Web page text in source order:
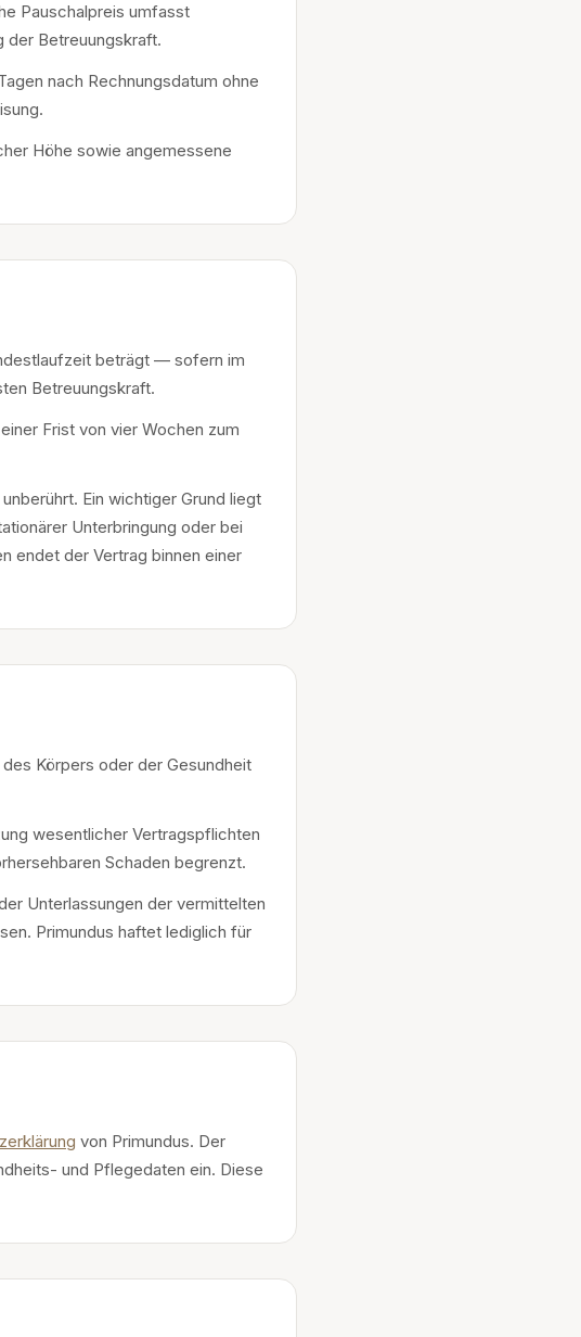
Pauschalpreis umfasst
der Betreuungskraft.
nach Rechnungsdatum ohne
Höhe sowie angemessene
beträgt — sofern im
Betreuungskraft.
Frist von vier Wochen zum
Ein wichtiger Grund liegt
Unterbringung oder bei
endet der Vertrag binnen einer
Körpers oder der Gesundheit
wesentlicher Vertragspflichten
Schaden begrenzt.
Unterlassungen der vermittelten
Primundus haftet lediglich für
von Primundus. Der
und Pflegedaten ein. Diese